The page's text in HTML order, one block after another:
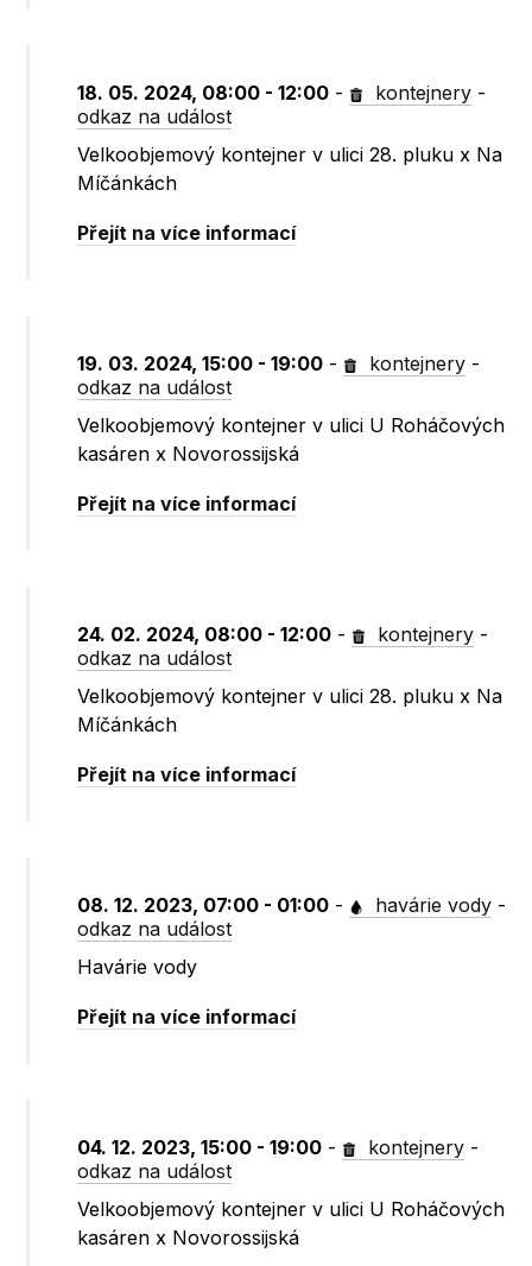
18. 05. 2024, 08:00 - 12:00 - kontejnery -
odkaz na událost
Velkoobjemový kontejner v ulici 28. pluku x Na
Míčánkách
Přejít na více informací
19. 03. 2024, 15:00 - 19:00 - kontejnery -
odkaz na událost
Velkoobjemový kontejner v ulici U Roháčových
kasáren x Novorossijská
Přejít na více informací
24. 02. 2024, 08:00 - 12:00 - kontejnery -
odkaz na událost
Velkoobjemový kontejner v ulici 28. pluku x Na
Míčánkách
Přejít na více informací
08. 12. 2023, 07:00 - 01:00 - havárie vody -
odkaz na událost
Havárie vody
Přejít na více informací
04. 12. 2023, 15:00 - 19:00 - kontejnery -
odkaz na událost
Velkoobjemový kontejner v ulici U Roháčových
kasáren x Novorossijská